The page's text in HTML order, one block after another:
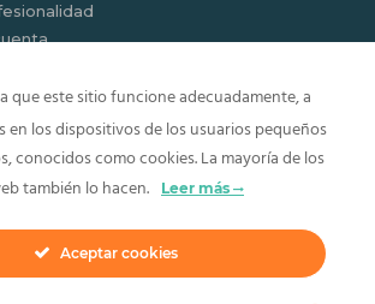
de estudios Maresme ©
los derechos reservados.
que este sitio funcione adecuadamente, a
en los dispositivos de los usuarios pequeños
conocidos como cookies. La mayoría de los
también lo hacen.
Leer más
Aceptar cookies